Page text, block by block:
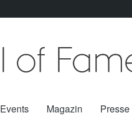
Events Magazin Presse